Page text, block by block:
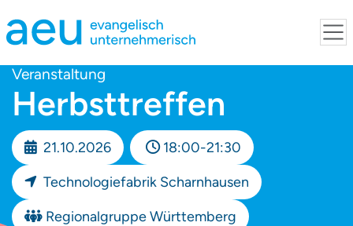
Veranstaltung
Herbsttreffen
21.10.2026
18:00-21:30
Technologiefabrik Scharnhausen
Regionalgruppe Württemberg